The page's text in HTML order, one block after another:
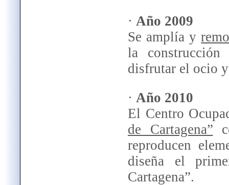
· Año 2009
Se amplía y
la
disfrutar el ocio
· Año 2010
El Centro
de Cartagena”
reproducen
diseña el
Cartagena”.